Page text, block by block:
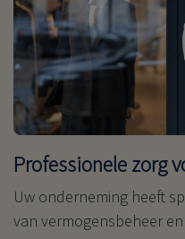
Professionele zorg
Uw onderneming heeft
van vermogensbeheer